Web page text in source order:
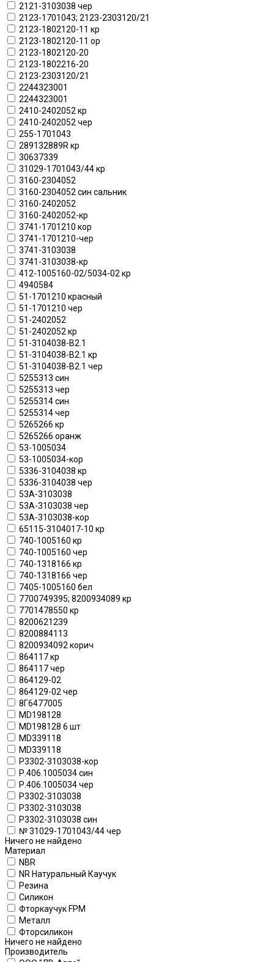
2121-3103038 чер
2123-1701043; 2123-2303120/21
2123-1802120-11 кр
2123-1802120-11 ор
2123-1802120-20
2123-1802216-20
2123-2303120/21
2244323001
2244323001
2410-2402052 кр
2410-2402052 чер
255-1701043
289132889R кр
30637339
31029-1701043/44 кр
3160-2304052
3160-2304052 син сальник
3160-2402052
3160-2402052-кр
3741-1701210 кор
3741-1701210-чер
3741-3103038
3741-3103038-кр
412-1005160-02/5034-02 кр
4940584
51-1701210 красный
51-1701210 чер
51-2402052
51-2402052 кр
51-3104038-В2.1
51-3104038-В2.1 кр
51-3104038-В2.1 чер
5255313 син
5255313 чер
5255314 син
5255314 чер
5265266 кр
5265266 оранж
53-1005034
53-1005034-кор
5336-3104038 кр
5336-3104038 чер
53А-3103038
53А-3103038 чер
53А-3103038-кор
65115-3104017-10 кр
740-1005160 кр
740-1005160 чер
740-1318166 кр
740-1318166 чер
7405-1005160 бел
7700749395; 8200934089 кр
7701478550 кр
8200621239
8200884113
8200934092 корич
864117 кр
864117 чер
864129-02
864129-02 чер
8Г6477005
MD198128
MD198128 6 шт
MD339118
MD339118
P3302-3103038-кор
Р.406.1005034 син
Р.406.1005034 чер
Р3302-3103038
Р3302-3103038
Р3302-3103038 син
№ 31029-1701043/44 чер
Ничего не найдено
Материал
NBR
NR Натуральный Каучук
Резина
Силикон
Фторкаучук FPM
Металл
Фторсиликон
Ничего не найдено
Производитель